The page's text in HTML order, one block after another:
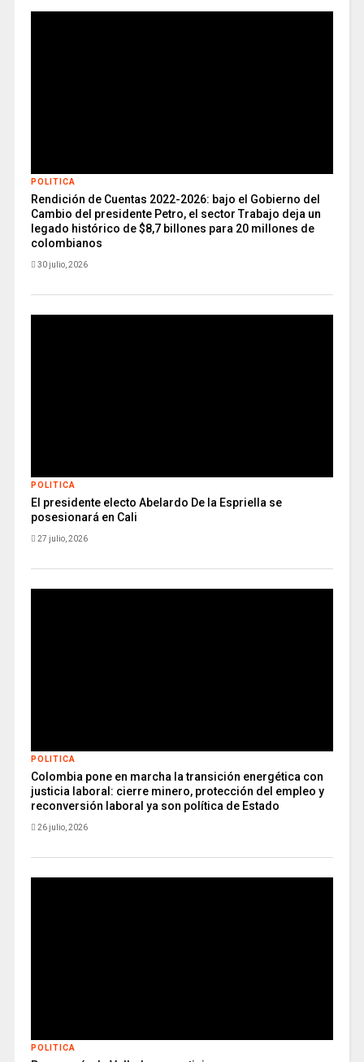
POLITICA
Rendición de Cuentas 2022-2026: bajo el Gobierno del
Cambio del presidente Petro, el sector Trabajo deja un
legado histórico de $8,7 billones para 20 millones de
colombianos
30 julio, 2026
POLITICA
El presidente electo Abelardo De la Espriella se
posesionará en Cali
27 julio, 2026
POLITICA
Colombia pone en marcha la transición energética con
justicia laboral: cierre minero, protección del empleo y
reconversión laboral ya son política de Estado
26 julio, 2026
POLITICA